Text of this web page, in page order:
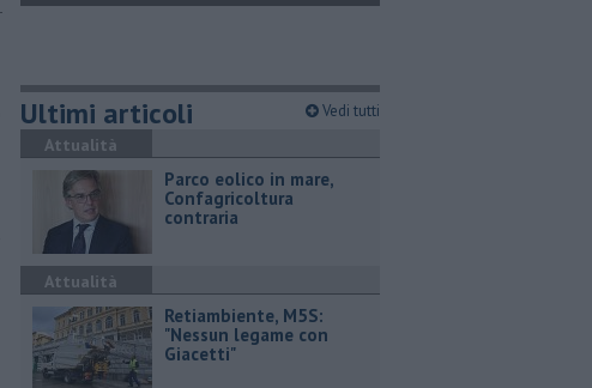
Ultimi articoli Vedi tutti
Attualità
Parco eolico in mare,
Confagricoltura
contraria
Attualità
Retiambiente, M5S:
"Nessun legame con
Giacetti"